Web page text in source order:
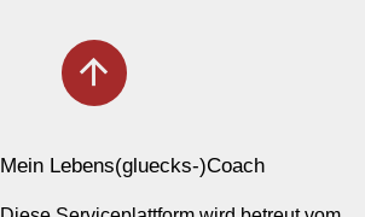
arrow_upward
Mein Lebens(gluecks-)Coach